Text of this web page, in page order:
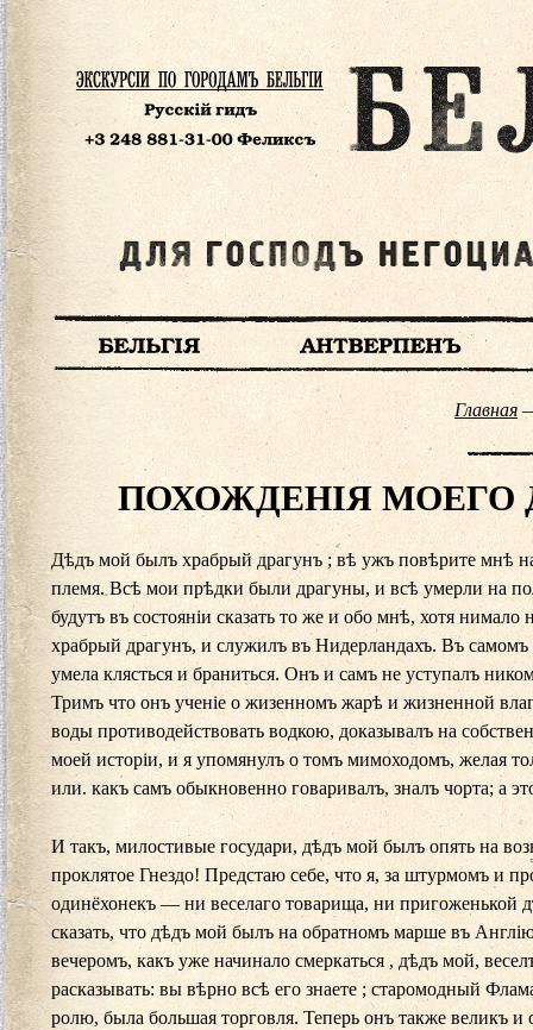
Главная
ПОХОЖДЕНІЯ МОЕГО
Дѣдъ мой былъ храбрый драгунъ ; вѣ ужъ повѣрите мнѣ
племя. Всѣ мои прѣдки были драгуны, и всѣ умерли на
будутъ въ состояніи сказать то же и обо мнѣ, хотя
храбрый драгунъ, и служилъ въ Нидерландахъ. Въ самомъ
умела клясться и браниться. Онъ и самъ не уступалъ
Тримъ что онъ ученіе о жизенномъ жарѣ и жизненной
воды противодействовать водкою, доказывалъ на
моей исторіи, и я упомянулъ о томъ мимоходомъ, желая
или. какъ самъ обыкновенно говаривалъ, зналъ чорта; а
И такъ, милостивые государи, дѣдъ мой былъ опять на
проклятое Гнездо! Предстаю себе, что я, за штурмомъ и
одинёхонекъ — ни веселаго товарища, ни
сказать, что дѣдъ мой былъ на обратномъ марше въ
вечеромъ, какъ уже начинало смеркаться , дѣдъ мой,
расказывать: вы вѣрно всѣ его знаете ; старомодный
ролю, была большая торговля. Теперь онъ также великъ